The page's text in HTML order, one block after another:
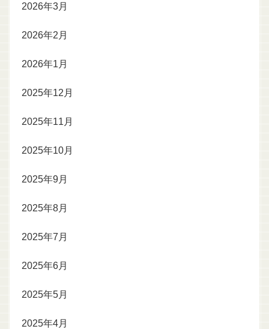
2026年3月
2026年2月
2026年1月
2025年12月
2025年11月
2025年10月
2025年9月
2025年8月
2025年7月
2025年6月
2025年5月
2025年4月